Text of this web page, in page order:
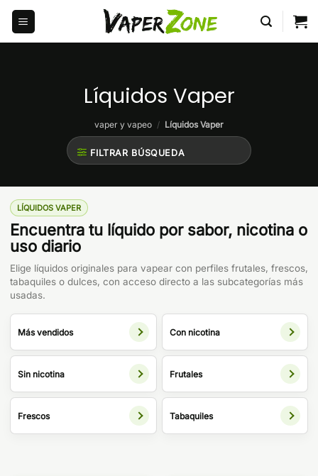
Saltar
contenido
Líquidos Vaper
vaper y vapeo / Líquidos Vaper
FILTRAR BÚSQUEDA
LÍQUIDOS VAPER
Encuentra tu líquido por sabor, nicotina o
uso diario
Elige líquidos originales para vapear con perfiles frutales, frescos,
tabaquiles o dulces, con acceso directo a las subcategorías más
usadas.
Más vendidos Con nicotina
Sin nicotina Frutales
Frescos Tabaquiles